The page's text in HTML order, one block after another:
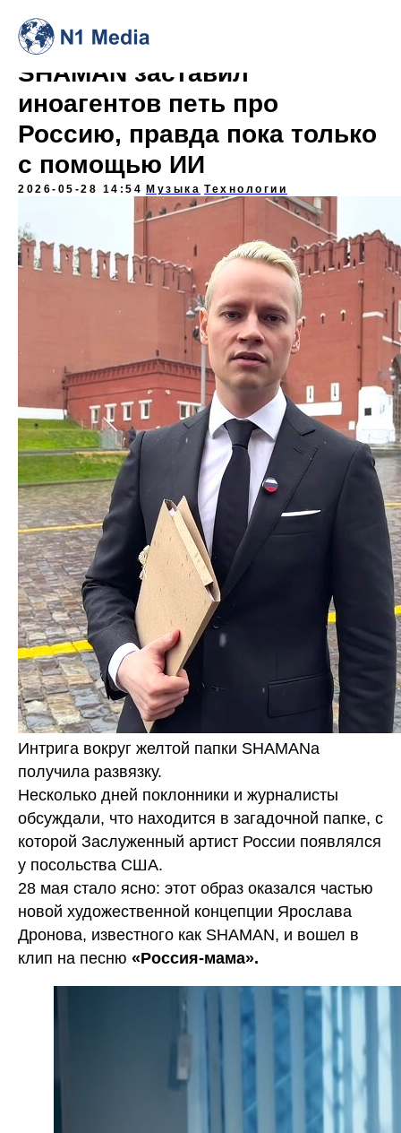
SHAMAN заставил
иноагентов петь про
Россию, правда пока только
с помощью ИИ
2026-05-28 14:54 Музыка Технологии
Интрига вокруг желтой папки SHAMANa
получила развязку.
Несколько дней поклонники и журналисты
обсуждали, что находится в загадочной папке, с
которой Заслуженный артист России появлялся
у посольства США.
28 мая стало ясно: этот образ оказался частью
новой художественной концепции Ярослава
Дронова, известного как SHAMAN, и вошел в
клип на песню «Россия-мама».